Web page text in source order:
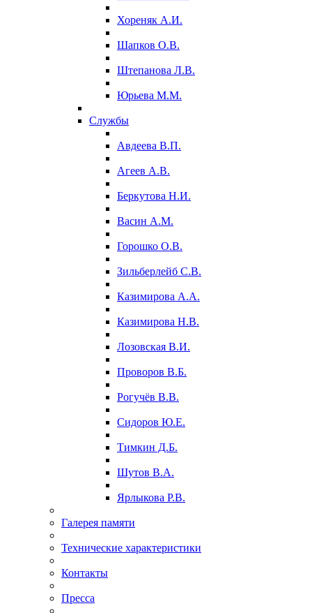
Хореняк А.И.
Шапков О.В.
Штепанова Л.В.
Юрьева М.М.
Службы
Авдеева В.П.
Агеев А.В.
Беркутова Н.И.
Васин А.М.
Горошко О.В.
Зильберлейб С.В.
Казимирова А.А.
Казимирова Н.В.
Лозовская В.И.
Проворов В.Б.
Рогучёв В.В.
Сидоров Ю.Е.
Тимкин Д.Б.
Шутов В.А.
Ярлыкова Р.В.
Галерея памяти
Технические характеристики
Контакты
Пресса